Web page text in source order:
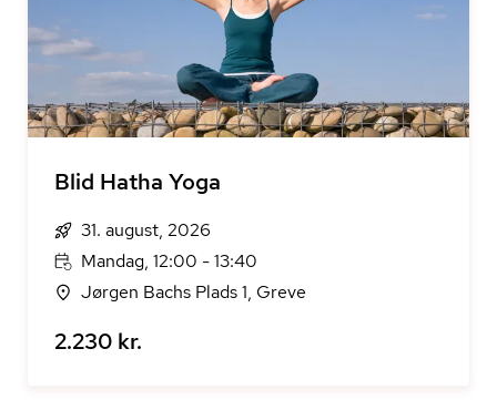
Blid Hatha Yoga
31. august, 2026
Mandag, 12:00 - 13:40
Jørgen Bachs Plads 1, Greve
2.230 kr.